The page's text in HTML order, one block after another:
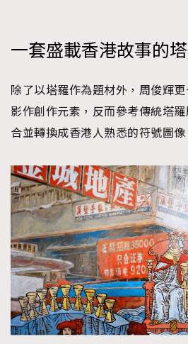
一套盛載香港故事的
除了以塔羅作為題材外，周俊輝
影作創作元素，反而參考傳統塔
合並轉換成香港人熟悉的符號圖像